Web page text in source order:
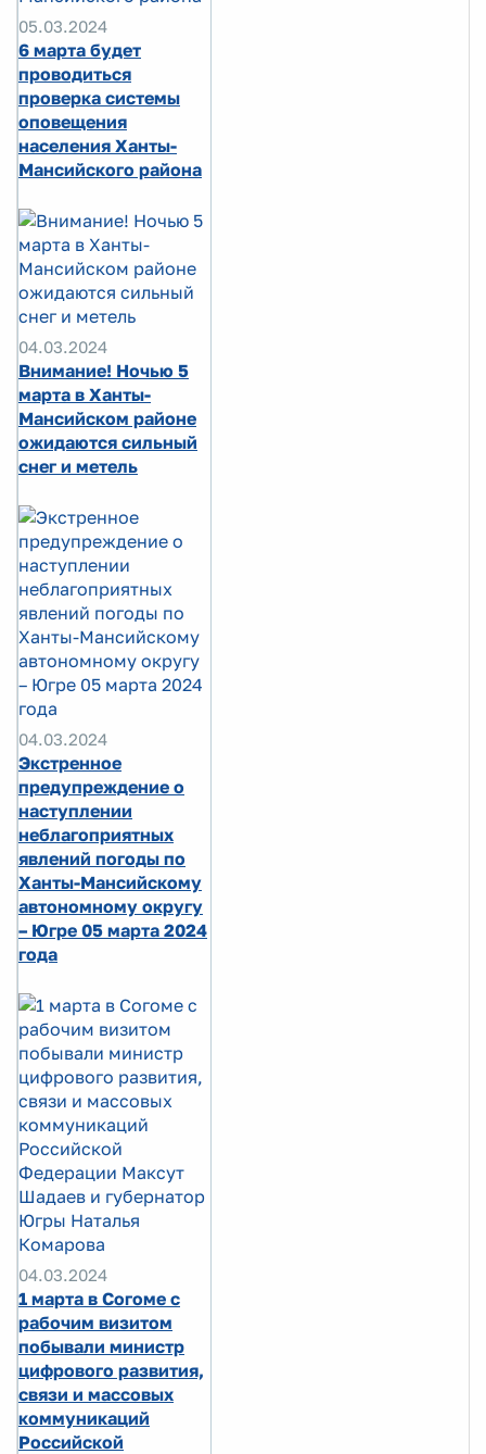
05.03.2024
6 марта будет
проводиться
проверка системы
оповещения
населения Ханты-
Мансийского района
04.03.2024
Внимание! Ночью 5
марта в Ханты-
Мансийском районе
ожидаются сильный
снег и метель
04.03.2024
Экстренное
предупреждение о
наступлении
неблагоприятных
явлений погоды по
Ханты-Мансийскому
автономному округу
– Югре 05 марта 2024
года
04.03.2024
1 марта в Согоме с
рабочим визитом
побывали министр
цифрового развития,
связи и массовых
коммуникаций
Российской